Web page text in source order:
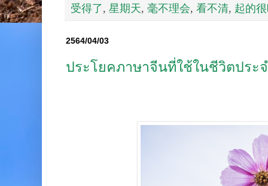
受得了, 星期天, 毫不理会, 看不清, 起的
2564/04/03
ประโยคภาษาจีนที่ใช้ในชีวิตประ